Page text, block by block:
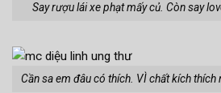
Say rượu lái xe phạt mấy củ. Còn say
Cần sa em đâu có thích. VÌ chất kích